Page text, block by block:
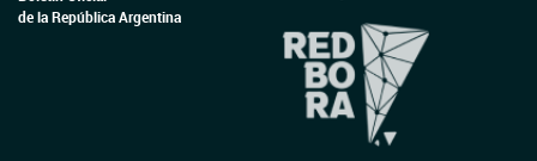
de la República Argentina